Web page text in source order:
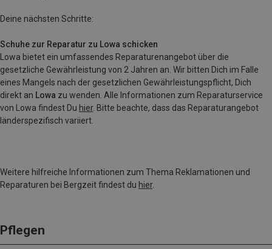
Deine nächsten Schritte:
Schuhe zur Reparatur zu Lowa schicken
Lowa bietet ein umfassendes Reparaturenangebot über die
gesetzliche Gewährleistung von 2 Jahren an. Wir bitten Dich im Falle
eines Mangels nach der gesetzlichen Gewährleistungspflicht, Dich
direkt an Lowa zu wenden. Alle Informationen zum Reparaturservice
von Lowa findest Du hier. Bitte beachte, dass das Reparaturangebot
länderspezifisch variiert.
Weitere hilfreiche Informationen zum Thema Reklamationen und
Reparaturen bei Bergzeit findest du hier.
Pflegen